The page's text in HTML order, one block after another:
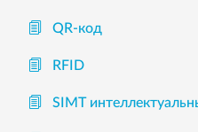
QR-код
RFID
SIMT